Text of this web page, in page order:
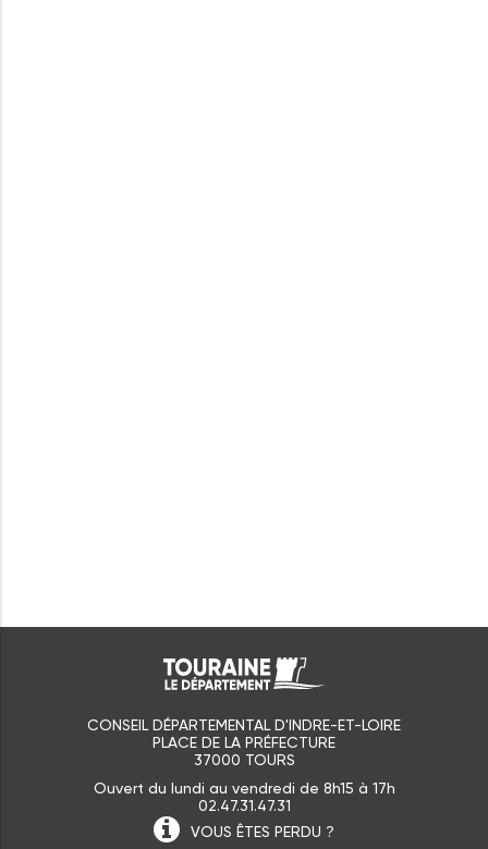
CONSEIL DÉPARTEMENTAL D'INDRE-ET-LOIRE
PLACE DE LA PRÉFECTURE
37000 TOURS
Ouvert du lundi au vendredi de 8h15 à 17h
02.47.31.47.31
VOUS ÊTES PERDU ?